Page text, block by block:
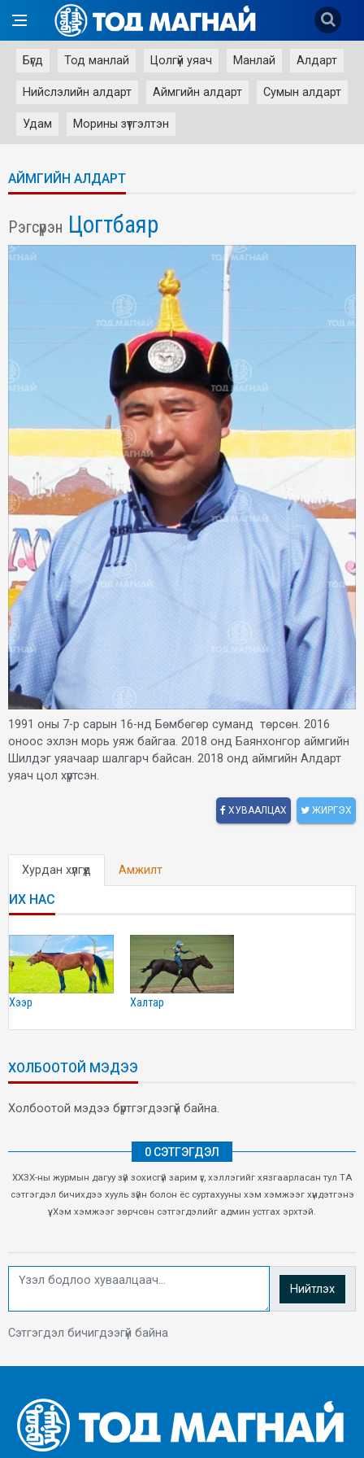
Бүгд Тод манлай Цолгүй уяач Манлай Алдарт
Нийслэлийн алдарт Аймгийн алдарт Сумын алдарт
Удам Морины зүтгэлтэн
АЙМГИЙН АЛДАРТ
Рэгсүрэн Цогтбаяр
1991 оны 7-р сарын 16-нд Бөмбөгөр суманд төрсөн. 2016
оноос эхлэн морь уяж байгаа. 2018 онд Баянхонгор аймгийн
Шилдэг уяачаар шалгарч байсан. 2018 онд аймгийн Алдарт
уяач цол хүртсэн.
ХУВААЛЦАХ ЖИРГЭХ
Хурдан хүлгүүд Амжилт
ИХ НАС
хээр халтар
ХОЛБООТОЙ МЭДЭЭ
Холбоотой мэдээ бүртгэгдээгүй байна.
0 СЭТГЭГДЭЛ
ХХЗХ-ны журмын дагуу зүй зохисгүй зарим үг, хэллэгийг хязгаарласан тул ТА
сэтгэгдэл бичихдээ хууль зүйн болон ёс суртахууны хэм хэмжээг хүндэтгэнэ
үү. Хэм хэмжээг зөрчсөн сэтгэгдэлийг админ устгах эрхтэй.
Нийтлэх
Сэтгэгдэл бичигдээгүй байна